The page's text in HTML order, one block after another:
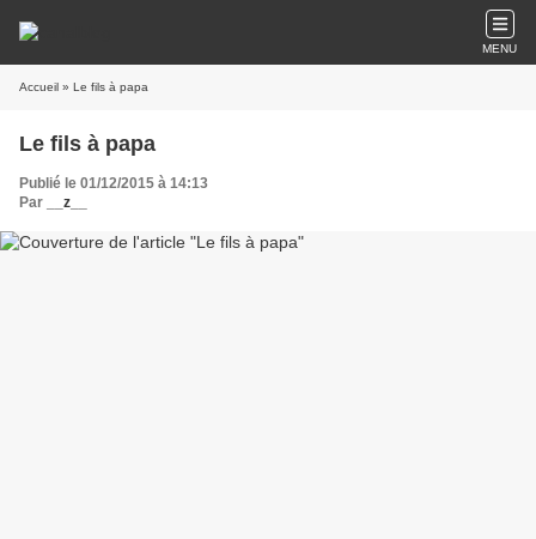
MENU
Accueil » Le fils à papa
Le fils à papa
Publié le 01/12/2015 à 14:13
Par
__z__